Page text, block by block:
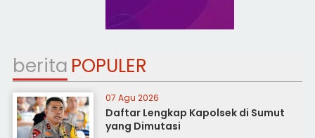
berita POPULER
07 Agu 2026
Daftar Lengkap Kapolsek di Sumut
yang Dimutasi